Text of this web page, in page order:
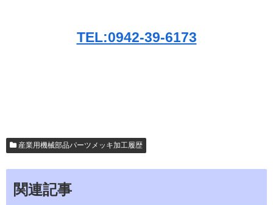
TEL:0942-39-6173
産業用機械部品パーツメッキ加工履歴
関連記事